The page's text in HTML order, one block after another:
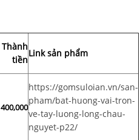
Thành
tiền
Link sản phẩm
400,000
https://gomsuloian.vn/san-
pham/bat-huong-vai-tron-
ve-tay-luong-long-chau-
nguyet-p22/